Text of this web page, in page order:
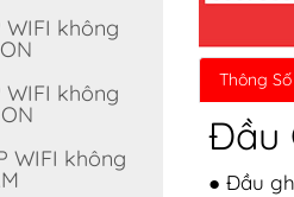
Thông
Đầu
● Đầu
WIFI không
WIFI không
WIFI không